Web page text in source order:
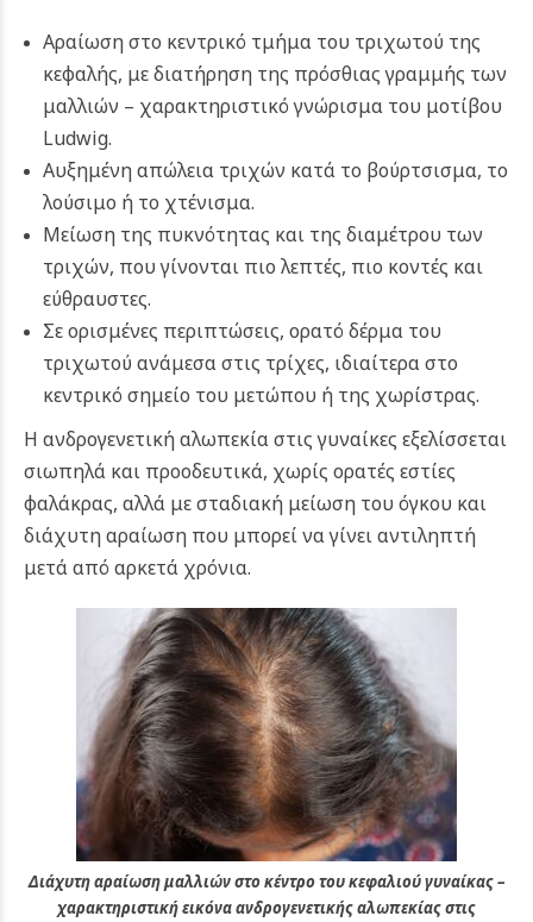
Αραίωση στο κεντρικό τμήμα του τριχωτού της
κεφαλής, με διατήρηση της πρόσθιας γραμμής των
μαλλιών – χαρακτηριστικό γνώρισμα του μοτίβου
Ludwig.
Αυξημένη απώλεια τριχών κατά το βούρτσισμα, το
λούσιμο ή το χτένισμα.
Μείωση της πυκνότητας και της διαμέτρου των
τριχών, που γίνονται πιο λεπτές, πιο κοντές και
εύθραυστες.
Σε ορισμένες περιπτώσεις, ορατό δέρμα του
τριχωτού ανάμεσα στις τρίχες, ιδιαίτερα στο
κεντρικό σημείο του μετώπου ή της χωρίστρας.
Η ανδρογενετική αλωπεκία στις γυναίκες εξελίσσεται
σιωπηλά και προοδευτικά, χωρίς ορατές εστίες
φαλάκρας, αλλά με σταδιακή μείωση του όγκου και
διάχυτη αραίωση που μπορεί να γίνει αντιληπτή
μετά από αρκετά χρόνια.
Διάχυτη αραίωση μαλλιών στο κέντρο του κεφαλιού γυναίκας –
χαρακτηριστική εικόνα ανδρογενετικής αλωπεκίας στις